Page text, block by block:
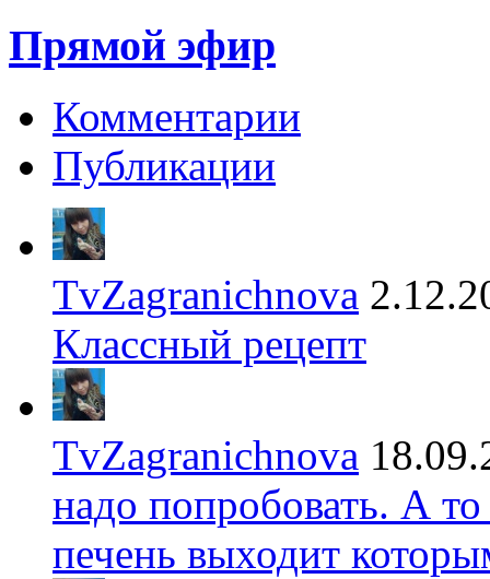
Прямой эфир
Комментарии
Публикации
TvZagranichnova
Классный рецепт
TvZagranichnova
надо попробовать. А
печень выходит